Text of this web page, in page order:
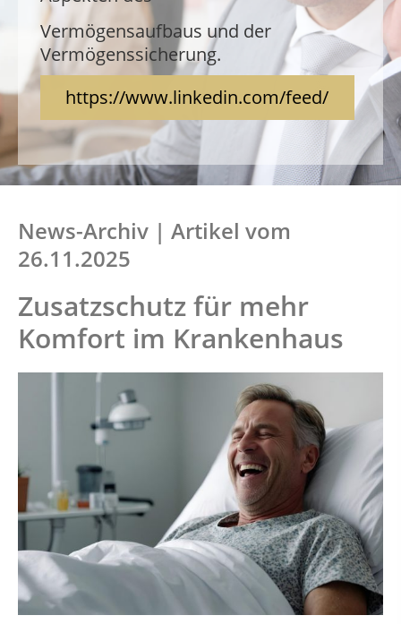
Vermögensaufbaus und der
Vermögenssicherung.
https://www.linkedin.com/feed/
Verfügung und beraten Sie zu allen
Aspekten des
Vermögensaufbaus und der
Vermögenssicherung.
News-Archiv | Artikel vom
26.11.2025
Zusatzschutz für mehr
Komfort im Krankenhaus